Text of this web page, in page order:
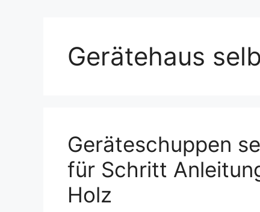
Gerätehaus
Geräteschuppen
für Schritt
Holz